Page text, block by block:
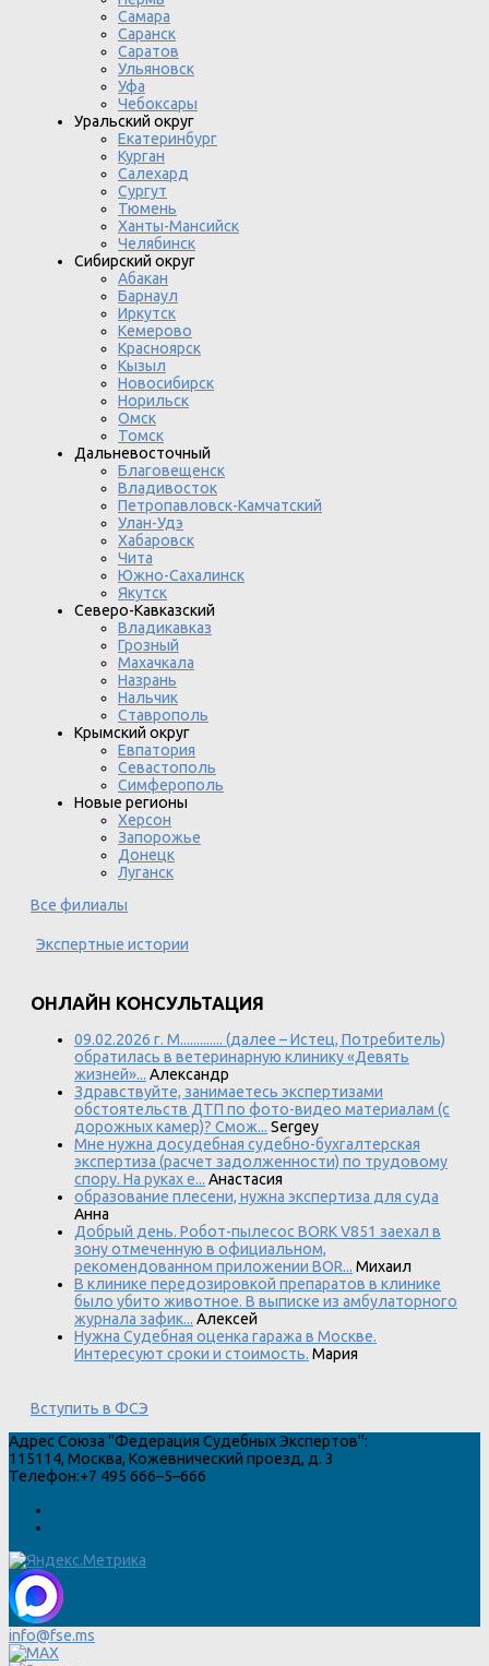
Самара
Саранск
Саратов
Ульяновск
Уфа
Чебоксары
Уральский округ
Екатеринбург
Курган
Салехард
Сургут
Тюмень
Ханты-Мансийск
Челябинск
Сибирский округ
Абакан
Барнаул
Иркутск
Кемерово
Красноярск
Кызыл
Новосибирск
Норильск
Омск
Томск
Дальневосточный
Благовещенск
Владивосток
Петропавловск-Камчатский
Улан-Удэ
Хабаровск
Чита
Южно-Сахалинск
Якутск
Северо-Кавказский
Владикавказ
Грозный
Махачкала
Назрань
Нальчик
Ставрополь
Крымский округ
Евпатория
Севастополь
Симферополь
Новые регионы
Херсон
Запорожье
Донецк
Луганск
Все филиалы
Экспертные истории
ОНЛАЙН КОНСУЛЬТАЦИЯ
09.02.2026 г. М............. (далее – Истец, Потребитель)
обратилась в ветеринарную клинику «Девять
жизней»... Александр
Здравствуйте, занимаетесь экспертизами
обстоятельств ДТП по фото-видео материалам (с
дорожных камер)? Смож... Sergey
Мне нужна досудебная судебно-бухгалтерская
экспертиза (расчет задолженности) по трудовому
спору. На руках е... Анастасия
образование плесени, нужна экспертиза для суда
Анна
Добрый день. Робот-пылесос BORK V851 заехал в
зону отмеченную в официальном,
рекомендованном приложении BOR... Михаил
В клинике передозировкой препаратов в клинике
было убито животное. В выписке из амбулаторного
журнала зафик... Алексей
Нужна Судебная оценка гаража в Москве.
Интересуют сроки и стоимость. Мария
Вступить в ФСЭ
Адрес Союза "Федерация Судебных Экспертов":
115114, Москва, Кожевнический проезд, д. 3
Телефон:+7 495 666–5–666
info@fse.ms